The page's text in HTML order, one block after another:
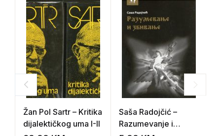
Žan Pol Sartr – Kritika
dijalektičkog uma I-II
Saša Radojčić –
Razumevanje i